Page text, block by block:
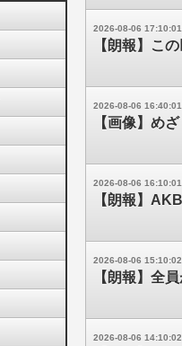
2026-08-06 17:10:01
【朗報】こ
2026-08-06 16:40:01
【画像】め
2026-08-06 16:10:01
【朗報】
2026-08-06 15:10:02
【朗報】全
2026-08-06 14:10:02